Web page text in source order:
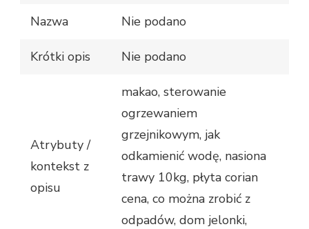
Nazwa Nie podano
Krótki opis Nie podano
Atrybuty /
kontekst z
opisu
makao, sterowanie
ogrzewaniem
grzejnikowym, jak
odkamienić wodę, nasiona
trawy 10kg, płyta corian
cena, co można zrobić z
odpadów, dom jelonki,